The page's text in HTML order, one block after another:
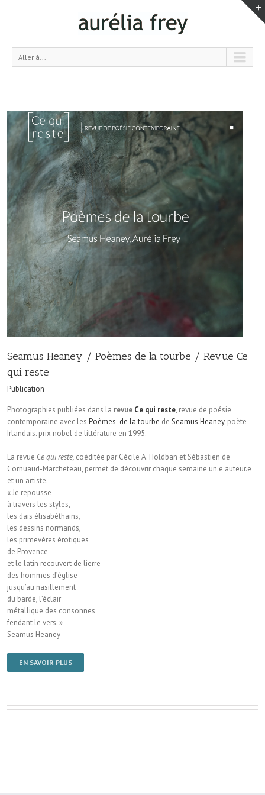
Aller à...
Seamus Heaney / Poèmes de la tourbe / Revue Ce
qui reste
Publication
Photographies publiées dans la revue Ce qui reste, revue de poésie
contemporaine avec les Poèmes de la tourbe de Seamus Heaney, poète
Irlandais. prix nobel de littérature en 1995.
La revue Ce qui reste, coéditée par Cécile A. Holdban et Sébastien de
Cornuaud-Marcheteau, permet de découvrir chaque semaine un.e auteur.e
et un artiste.
«Je repousse
à travers les styles,
les dais élisabéthains,
les dessins normands,
les primevères érotiques
de Provence
et le latin recouvert de lierre
des hommes d’église
jusqu’au nasillement
du barde, l’éclair
métallique des consonnes
fendant le vers. »
Seamus Heaney
EN SAVOIR PLUS